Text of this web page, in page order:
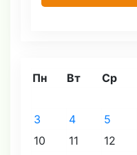
Пн Вт Ср
3
4 5
10
11 12